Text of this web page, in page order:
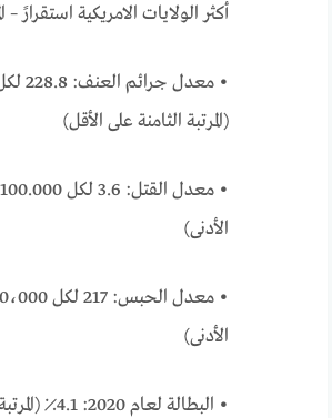
أكثر الولايات الامريكية استقرارً –
(المرتبة الثامنة على الأقل)
الأدنى)
الأدنى)
• البطالة لعام 2020: 4.1٪ (المرتبة 15 من أعلى المعدلات)